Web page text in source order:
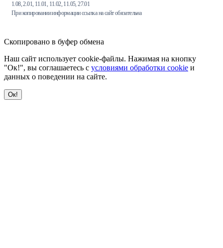
1.08, 2.01, 11.01, 11.02, 11.05, 27.01
При копировании информации ссылка на сайт обязательна
Скопировано в буфер обмена
Наш сайт использует cookie-файлы. Нажимая на кнопку
"Ок!", вы соглашаетесь с условиями обработки cookie и
данных о поведении на сайте.
Ок!